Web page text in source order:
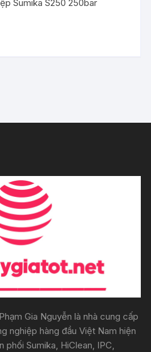
Sumika S250 250bar
Gia Nguyễn là nhà cung cấp
nghiệp hàng đầu Việt Nam hiện
phối Sumika, HiClean, IPC,